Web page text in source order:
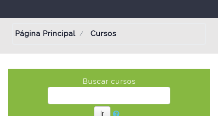
Página Principal Cursos
Buscar cursos
Ir